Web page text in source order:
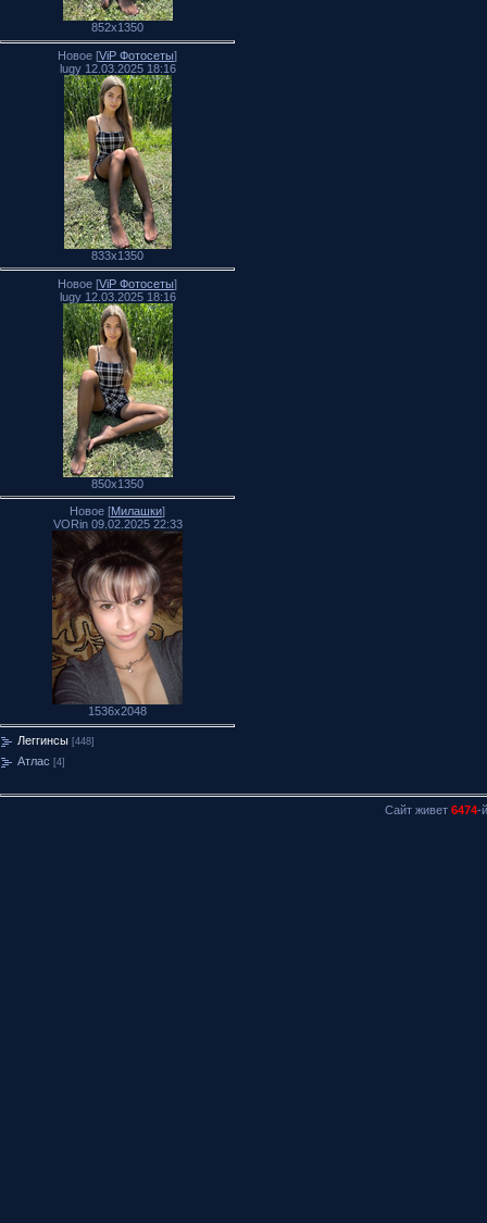
852x1350
Новое [ViP Фотосеты]
lugy 12.03.2025 18:16
833x1350
Новое [ViP Фотосеты]
lugy 12.03.2025 18:16
850x1350
Новое [Милашки]
VORin 09.02.2025 22:33
1536x2048
Леггинсы [448]
Атлас [4]
Сайт живет 6474-